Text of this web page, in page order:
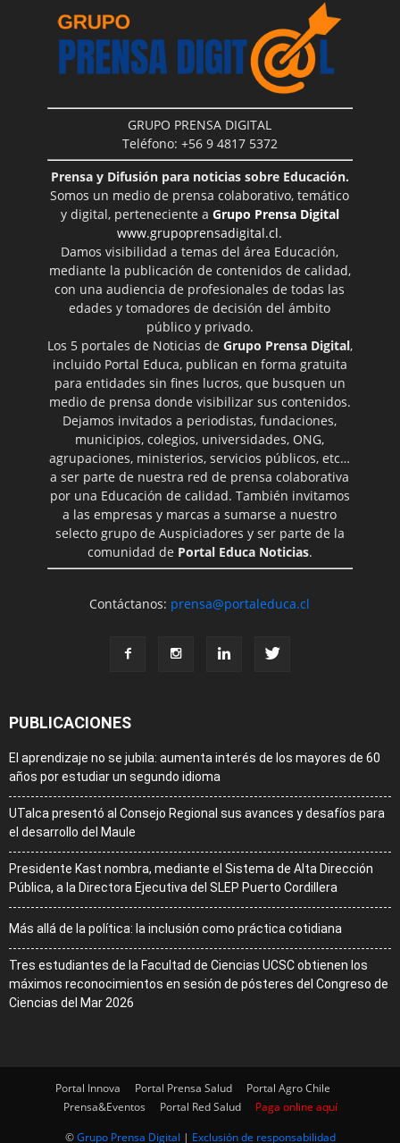
GRUPO PRENSA DIGITAL
Teléfono: +56 9 4817 5372
Prensa y Difusión para noticias sobre Educación.
Somos un medio de prensa colaborativo, temático
y digital, perteneciente a Grupo Prensa Digital
www.grupoprensadigital.cl.
Damos visibilidad a temas del área Educación,
mediante la publicación de contenidos de calidad,
con una audiencia de profesionales de todas las
edades y tomadores de decisión del ámbito
público y privado.
Los 5 portales de Noticias de Grupo Prensa Digital,
incluido Portal Educa, publican en forma gratuita
para entidades sin fines lucros, que busquen un
medio de prensa donde visibilizar sus contenidos.
Dejamos invitados a periodistas, fundaciones,
municipios, colegios, universidades, ONG,
agrupaciones, ministerios, servicios públicos, etc…
a ser parte de nuestra red de prensa colaborativa
por una Educación de calidad. También invitamos
a las empresas y marcas a sumarse a nuestro
selecto grupo de Auspiciadores y ser parte de la
comunidad de Portal Educa Noticias.
Contáctanos: prensa@portaleduca.cl
PUBLICACIONES
El aprendizaje no se jubila: aumenta interés de los mayores de 60
años por estudiar un segundo idioma
UTalca presentó al Consejo Regional sus avances y desafíos para
el desarrollo del Maule
Presidente Kast nombra, mediante el Sistema de Alta Dirección
Pública, a la Directora Ejecutiva del SLEP Puerto Cordillera
Más allá de la política: la inclusión como práctica cotidiana
Tres estudiantes de la Facultad de Ciencias UCSC obtienen los
máximos reconocimientos en sesión de pósteres del Congreso de
Ciencias del Mar 2026
Portal Innova Portal Prensa Salud
Portal Agro Chile
Prensa&Eventos
Portal Red Salud
Paga online aquí
©Grupo Prensa Digital | Exclusión de responsabilidad